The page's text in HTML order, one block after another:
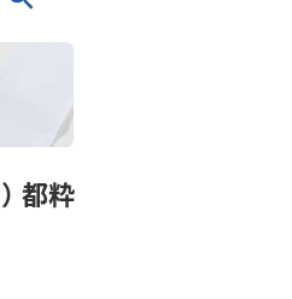
都粋